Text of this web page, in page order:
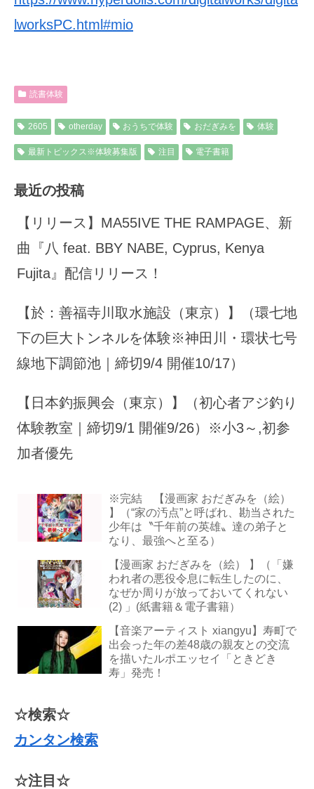
lworksPC.html#mio
読書体験
2605 otherday おうちで体験 おだぎみを 体験
最新トピックス※体験募集版 注目 電子書籍
最近の投稿
【リリース】MA55IVE THE RAMPAGE、新
曲『八 feat. BBY NABE, Cyprus, Kenya
Fujita』配信リリース！
【於：善福寺川取水施設（東京）】（環七地
下の巨大トンネルを体験※神田川・環状七号
線地下調節池｜締切9/4 開催10/17）
【日本釣振興会（東京）】（初心者アジ釣り
体験教室｜締切9/1 開催9/26）※小3～,初参
加者優先
※完結 【漫画家 おだぎみを（絵）
】（“家の汚点”と呼ばれ、勘当された
少年は〝千年前の英雄〟達の弟子と
なり、最強へと至る）
【漫画家 おだぎみを（絵） 】（「嫌
われ者の悪役令息に転生したのに、
なぜか周りが放っておいてくれない
(2) 」(紙書籍＆電子書籍）
【音楽アーティスト xiangyu】寿町で
出会った年の差48歳の親友との交流
を描いたルポエッセイ「ときどき
寿」発売！
☆検索☆
カンタン検索
☆注目☆